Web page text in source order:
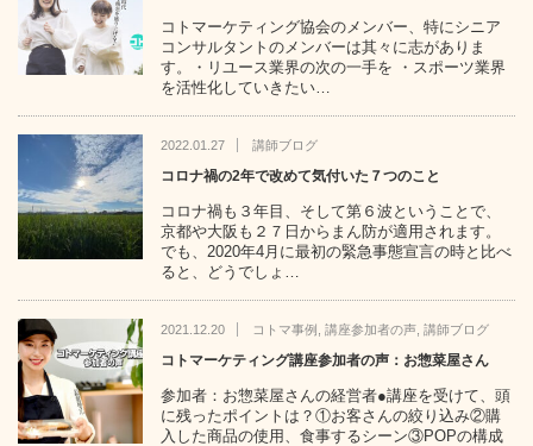
コトマーケティング協会のメンバー、特にシニア
コンサルタントのメンバーは其々に志がありま
す。・リユース業界の次の一手を ・スポーツ業界
を活性化していきたい…
2022.01.27 講師ブログ
コロナ禍の2年で改めて気付いた７つのこと
コロナ禍も３年目、そして第６波ということで、
京都や大阪も２７日からまん防が適用されます。
でも、2020年4月に最初の緊急事態宣言の時と比べ
ると、どうでしょ…
2021.12.20 コトマ事例 講座参加者の声, 講師ブログ
コトマーケティング講座参加者の声：お惣菜屋さん
参加者：お惣菜屋さんの経営者●講座を受けて、頭
に残ったポイントは？①お客さんの絞り込み②購
入した商品の使用、食事するシーン③POPの構成